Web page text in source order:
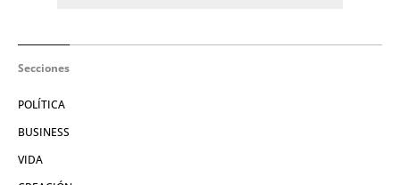
Secciones
POLÍTICA
BUSINESS
VIDA